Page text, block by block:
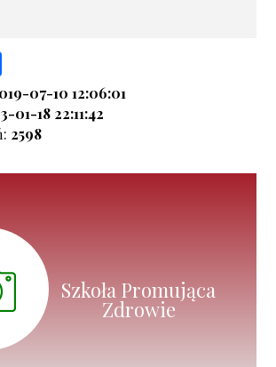
07-10 12:06:01
01-18 22:11:42
2598
Szkoła Promująca
Zdrowie